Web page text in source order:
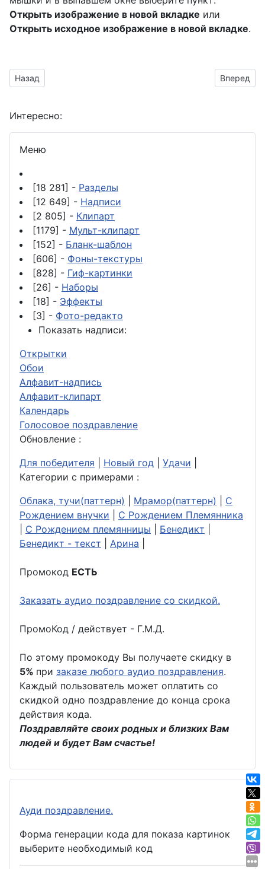
Открыть изображение в новой вкладке или
Открыть исходное изображение в новой вкладке.
Предыдущий материал: скачать картинки с прозрачным
Назад Вперед
Интересно:
Меню
[18 281] - Разделы
[12 649] - Надписи
[2 805] - Клипарт
[1179] - Мульт-клипарт
[152] - Бланк-шаблон
[606] - Фоны-текстуры
[828] - Гиф-картинки
[26] - Наборы
[18] - Эффекты
[3] - Фото-редакто
Показать надписи:
Открытки
Обои
Алфавит-надпись
Алфавит-клипарт
Календарь
Голосовое поздравление
Обновление :
Для победителя
Новый год Удачи
Категории с примерами :
Облака, тучи(паттерн)
Мрамор(паттерн)
С
Рождением внучки
С Рождением Племянника
С Рождением племянницы Бенедикт
Бенедикт - текст
Арина
Промокод ЕСТЬ
Заказать аудио поздравление со скидкой.
ПромоКод / действует - Г.М.Д.
По этому промокоду Вы получаете скидку в
5% при заказе любого аудио поздравления.
Каждый пользователь может оплатить со
скидкой одно поздравление до конца срока
действия кода.
Поздравляйте своих родных и близких Вам
людей и будет Вам счастье!
Ауди поздравление.
Форма генерации кода для показа картинок
выберите необходимый код